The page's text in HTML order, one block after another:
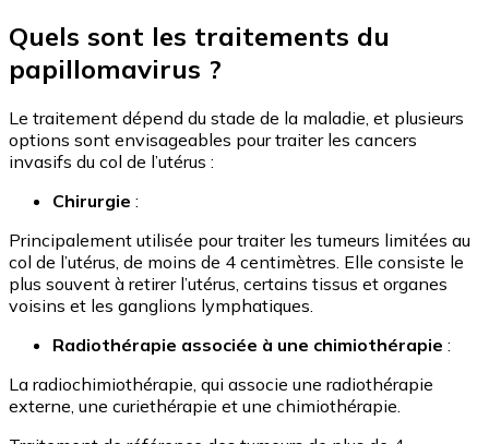
Quels sont les traitements du
papillomavirus ?
Le traitement dépend du stade de la maladie, et plusieurs
options sont envisageables pour traiter les cancers
invasifs du col de l’utérus :
Chirurgie :
Principalement utilisée pour traiter les tumeurs limitées au
col de l’utérus, de moins de 4 centimètres. Elle consiste le
plus souvent à retirer l’utérus, certains tissus et organes
voisins et les ganglions lymphatiques.
Radiothérapie associée à une chimiothérapie :
La radiochimiothérapie, qui associe une radiothérapie
externe, une curiethérapie et une chimiothérapie.